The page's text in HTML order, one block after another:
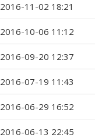
2016-11-02 18:21
2016-10-06 11:12
2016-09-20 12:37
2016-07-19 11:43
2016-06-29 16:52
2016-06-13 22:45